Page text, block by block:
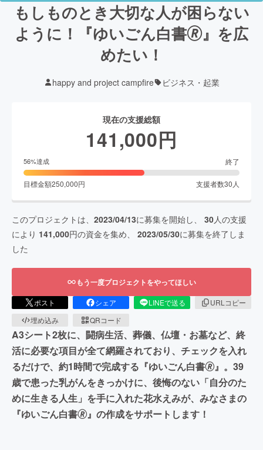
もしものとき大切な人が困らない
ように！『ゆいごん白書🄬』を広
めたい！
happy and project campfire ビジネス・起業
現在の支援総額
141,000円
56%達成 終了
目標金額250,000円 支援者数30 人
このプロジェクトは、 2023/04/13に募集を開始し、 30人の支援
により 141,000円の資金を集め、 2023/05/30に募集を終了しま
した
もう一度プロジェクトをやってほしい
ポスト シェア LINEで送る
URLコピー
埋め込み
QRコード
A3シート2枚に、闘病生活、葬儀、仏壇・お墓など、終
活に必要な項目が全て網羅されており、チェックを入れ
るだけで、約1時間で完成する『ゆいごん白書🄬』。39
歳で患った乳がんをきっかけに、後悔のない「自分のた
めに生きる人生」を手に入れた花水えみが、みなさまの
『ゆいごん白書🄬』の作成をサポートします！